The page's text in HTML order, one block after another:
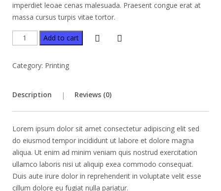
imperdiet leoae cenas malesuada. Praesent congue erat at
massa cursus turpis vitae tortor.
Add to cart
Category: Printing
Description Reviews (0)
Lorem ipsum dolor sit amet consectetur adipiscing elit sed
do eiusmod tempor incididunt ut labore et dolore magna
aliqua. Ut enim ad minim veniam quis nostrud exercitation
ullamco laboris nisi ut aliquip exea commodo consequat.
Duis aute irure dolor in reprehenderit in voluptate velit esse
cillum dolore eu fugiat nulla pariatur.